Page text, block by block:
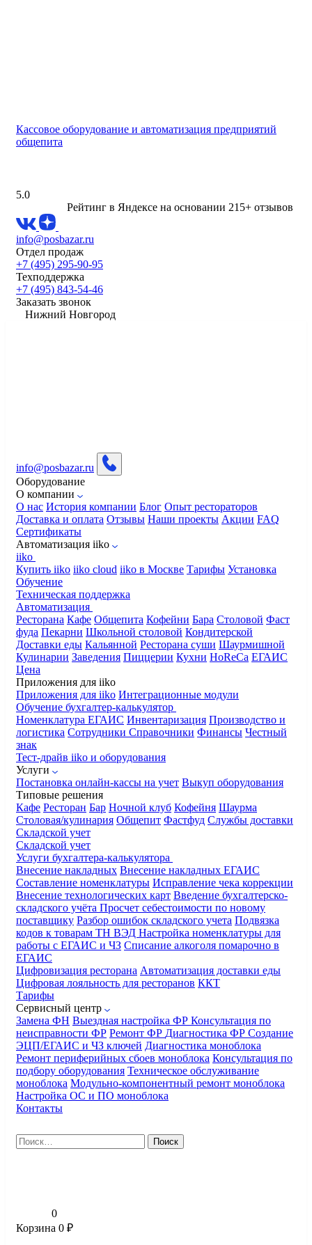
Кассовое оборудование и автоматизация предприятий
общепита
5.0
Рейтинг в Яндексе на основании 215+ отзывов
info@posbazar.ru
Отдел продаж
+7 (495) 295-90-95
Техподдержка
+7 (495) 843-54-46
Заказать звонок
Нижний Новгород
info@posbazar.ru
Оборудование
О компании
О нас История компании Блог Опыт рестораторов
Доставка и оплата Отзывы Наши проекты Акции FAQ
Сертификаты
Автоматизация iiko
iiko
Купить iiko iiko cloud iiko в Москве Тарифы Установка
Обучение
Техническая поддержка
Автоматизация
Ресторана Кафе Общепита Кофейни Бара Столовой Фаст
фуда Пекарни Школьной столовой Кондитерской
Доставки еды Кальянной Ресторана суши Шаурмишной
Кулинарии Заведения Пиццерии Кухни HoReCa ЕГАИС
Цена
Приложения для iiko
Приложения для iiko Интеграционные модули
Обучение бухгалтер-калькулятор
Номенклатура ЕГАИС Инвентаризация Производство и
логистика Сотрудники Справочники Финансы Честный
знак
Тест-драйв iiko и оборудования
Услуги
Постановка онлайн-кассы на учет Выкуп оборудования
Типовые решения
Кафе Ресторан Бар Ночной клуб Кофейня Шаурма
Столовая/кулинария Общепит Фастфуд Службы доставки
Складской учет
Складской учет
Услуги бухгалтера-калькулятора
Внесение накладных Внесение накладных ЕГАИС
Составление номенклатуры Исправление чека коррекции
Внесение технологических карт Введение бухгалтерско-
складского учёта Просчет себестоимости по новому
поставщику Разбор ошибок складского учета Подвязка
кодов к товарам ТН ВЭД Настройка номенклатуры для
работы с ЕГАИС и ЧЗ Списание алкоголя помарочно в
ЕГАИС
Цифровизация ресторана Автоматизация доставки еды
Цифровая лояльность для ресторанов ККТ
Тарифы
Сервисный центр
Замена ФН Выездная настройка ФР Консультация по
неисправности ФР Ремонт ФР Диагностика ФР Создание
ЭЦП/ЕГАИС и ЧЗ ключей Диагностика моноблока
Ремонт периферийных сбоев моноблока Консультация по
подбору оборудования Техническое обслуживание
моноблока Модульно-компонентный ремонт моноблока
Настройка ОС и ПО моноблока
Контакты
Найти:
0
Корзина 0 ₽